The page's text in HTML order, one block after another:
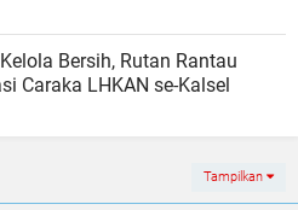
Bersih, Rutan Rantau
Caraka LHKAN se-Kalsel
Tampilkan